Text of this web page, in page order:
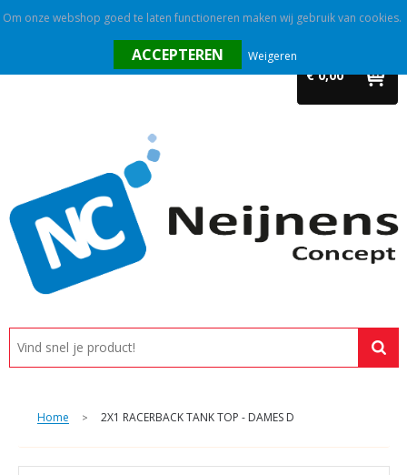
€ 0,00
Promotietextiel
Tassen
Alle categorieën
Custom made
Home > 2X1 RACERBACK TANK TOP - DAMES D
Om onze webshop goed te laten functioneren maken wij gebruik van cookies.
Weigeren